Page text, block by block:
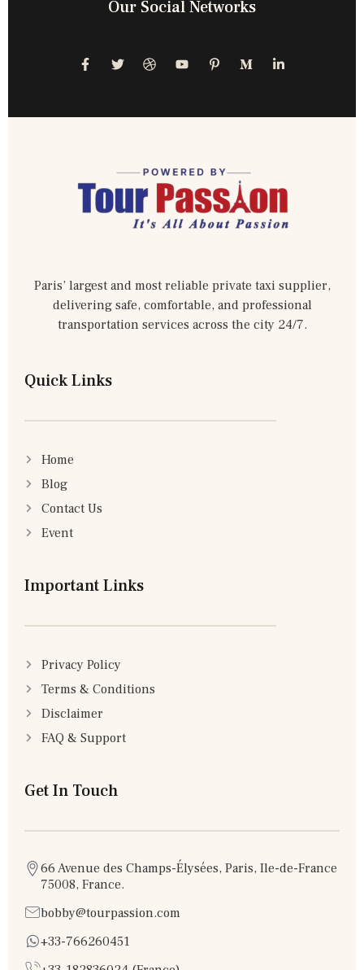
Our Social Networks
Paris’ largest and most reliable private taxi supplier,
delivering safe, comfortable, and professional
transportation services across the city 24/7.
Quick Links
Home
Blog
Contact Us
Event
Important Links
Privacy Policy
Terms & Conditions
Disclaimer
FAQ & Support
Get In Touch
66 Avenue des Champs-Élysées, Paris, Ile-de-France
75008, France.
bobby@tourpassion.com
+33-766260451